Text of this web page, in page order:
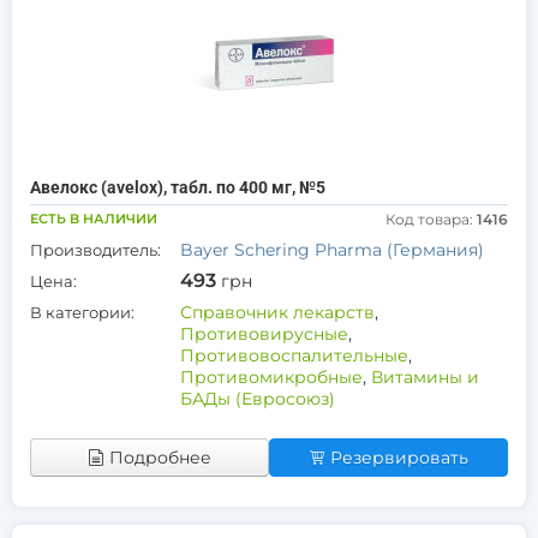
Авелокс (avelox), табл. по 400 мг, №5
ЕСТЬ В НАЛИЧИИ Код товара: 1416
Производитель: Bayer Schering Pharma (Германия)
Цена: 493 грн
В категории: Справочник лекарств,
Противовирусные,
Противовоспалительные,
Противомикробные, Витамины и
БАДы (Евросоюз)
Подробнее Резервировать